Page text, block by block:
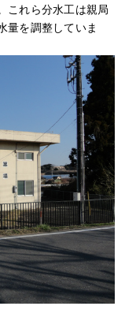
これら分水工は親局
量を調整していま